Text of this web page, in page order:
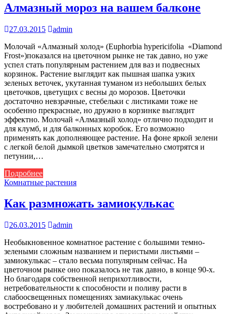
Алмазный мороз на вашем балконе
27.03.2015
admin
Молочай «Алмазный холод» (Euphorbia hypericifolia «Diamond
Frost»)показался на цветочном рынке не так давно, но уже
успел стать популярным растением для ваз и подвесных
корзинок. Растение выглядит как пышная шапка узких
зеленых веточек, укутанная туманом из небольших белых
цветочков, цветущих с весны до морозов. Цветочки
достаточно невзрачные, стебельки с листиками тоже не
особенно прекрасные, но дружно в корзинке выглядит
эффектно. Молочай «Алмазный холод» отлично подходит и
для клумб, и для балконных коробок. Его возможно
применять как дополняющее растение. На фоне яркой зелени
с легкой белой дымкой цветков замечательно смотрятся и
петунии,…
Подробнее
Комнатные растения
Как размножать замиокулькас
26.03.2015
admin
Необыкновенное комнатное растение с большими темно-
зелеными сложным названием и перистыми листьями –
замиокулькас – стало весьма популярным сейчас. На
цветочном рынке оно показалось не так давно, в конце 90-х.
Но благодаря собственной неприхотливости,
нетребовательности к способности и поливу расти в
слабоосвещенных помещениях замиакулькас очень
востребовано и у любителей домашних растений и опытных